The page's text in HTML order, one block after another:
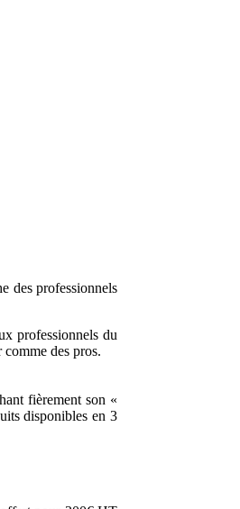
des professionnels
professionnels du
des pros.
fièrement son «
disponibles en 3